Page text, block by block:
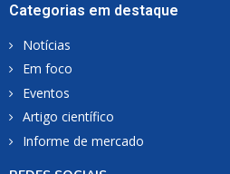
Categorias em destaque
Notícias
Em foco
Eventos
Artigo científico
Informe de mercado